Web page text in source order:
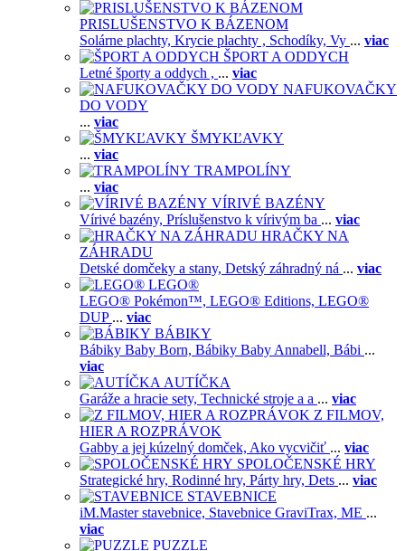
PRISLUŠENSTVO K BÁZENOM
Solárne plachty, Krycie plachty , Schodíky, Vy ... viac
ŠPORT A ODDYCH
Letné športy a oddych , ... viac
NAFUKOVAČKY
DO VODY
... viac
ŠMYKĽAVKY
... viac
TRAMPOLÍNY
... viac
VÍRIVÉ BAZÉNY
Vírivé bazény, Príslušenstvo k vírivým ba ... viac
HRAČKY NA
ZÁHRADU
Detské domčeky a stany, Detský záhradný ná ... viac
LEGO®
LEGO® Pokémon™, LEGO® Editions, LEGO®
DUP ... viac
BÁBIKY
Bábiky Baby Born, Bábiky Baby Annabell, Bábi ...
viac
AUTÍČKA
Garáže a hracie sety, Technické stroje a a ... viac
Z FILMOV,
HIER A ROZPRÁVOK
Gabby a jej kúzelný domček, Ako vycvičiť ... viac
SPOLOČENSKÉ HRY
Strategické hry, Rodinné hry, Párty hry, Dets ... viac
STAVEBNICE
iM.Master stavebnice, Stavebnice GraviTrax, ME ...
viac
PUZZLE